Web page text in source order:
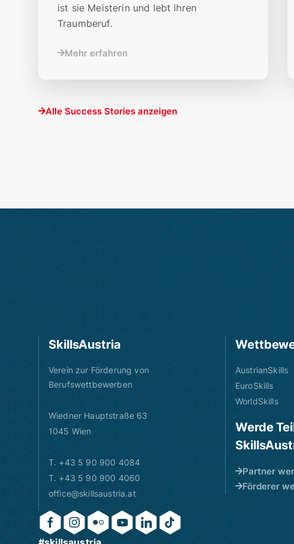
ist sie Meisterin und lebt ihren
Traumberuf.
Mehr erfahren
Alle Success Stories anzeigen
SkillsAustria
Verein zur Förderung von
Berufswettbewerben
Wiedner Hauptstraße 63
1045 Wien
T. +43 5 90 900 4084
T. +43 5 90 900 4060
office@skillsaustria.at
AustrianSkills
EuroSkills
WorldSkills
Werde
Partner
Förderer